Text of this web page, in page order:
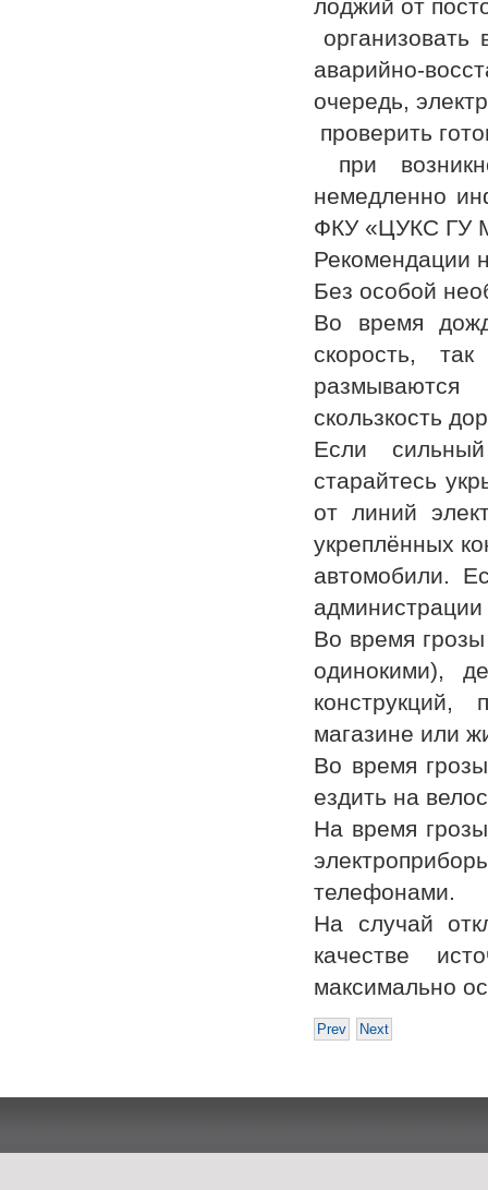
лоджий от
аварийно-
очередь,
проверить
при
немедленно
ФКУ «ЦУКС ГУ
Рекомендации
Без особой
Во время
скорость,
скользкость
Если
старайтесь
от линий
укреплённых
автомобили.
Во время
одинокими),
магазине или
Во время
ездить на
На время
телефонами.
На случай
качестве
максимально
Prev Next